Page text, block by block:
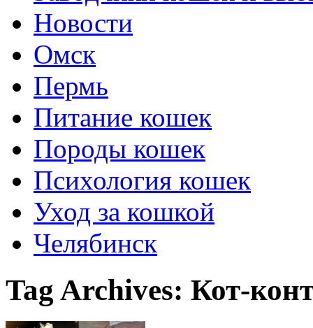
Новости
Омск
Пермь
Питание кошек
Породы кошек
Психология кошек
Уход за кошкой
Челябинск
Tag Archives: Кот-